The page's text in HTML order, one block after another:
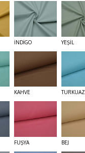
İNDİGO YEŞİL
KAHVE TURKUAZ
FUŞYA BEJ